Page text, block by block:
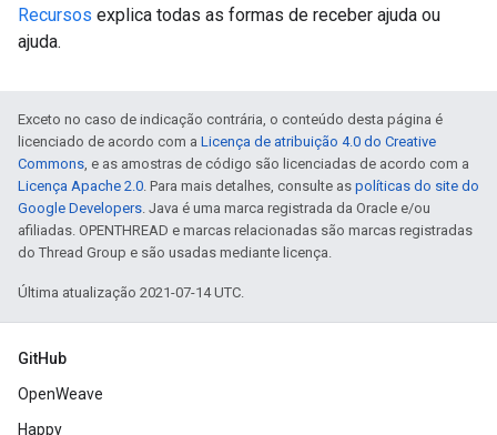
Recursos explica todas as formas de receber ajuda ou
ajuda.
Exceto no caso de indicação contrária, o conteúdo desta página é
licenciado de acordo com a Licença de atribuição 4.0 do Creative
Commons, e as amostras de código são licenciadas de acordo com a
Licença Apache 2.0. Para mais detalhes, consulte as políticas do site do
Google Developers. Java é uma marca registrada da Oracle e/ou
afiliadas. OPENTHREAD e marcas relacionadas são marcas registradas
do Thread Group e são usadas mediante licença.
Última atualização 2021-07-14 UTC.
GitHub
OpenWeave
Happy